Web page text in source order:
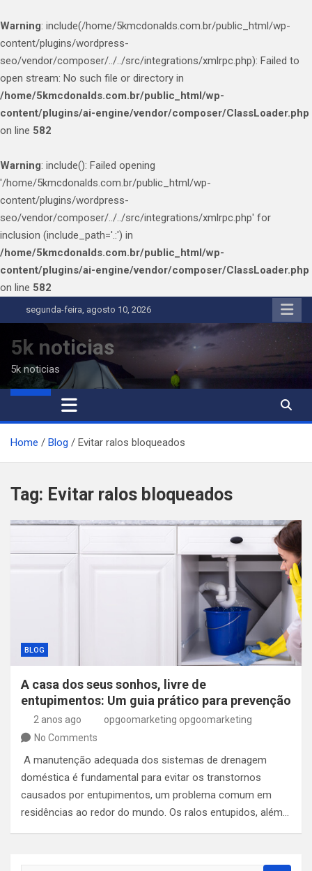
Warning: include(/home/5kmcdonalds.com.br/public_html/wp-
content/plugins/wordpress-
seo/vendor/composer/../../src/integrations/xmlrpc.php): Failed to
open stream: No such file or directory in
/home/5kmcdonalds.com.br/public_html/wp-
content/plugins/ai-engine/vendor/composer/ClassLoader.php
on line 582
Warning: include(): Failed opening
'/home/5kmcdonalds.com.br/public_html/wp-
content/plugins/wordpress-
seo/vendor/composer/../../src/integrations/xmlrpc.php' for
inclusion (include_path='.:') in
/home/5kmcdonalds.com.br/public_html/wp-
content/plugins/ai-engine/vendor/composer/ClassLoader.php
on line 582
to
content
segunda-feira, agosto 10, 2026
5k noticias
5k noticias
Home Blog Evitar ralos bloqueados
Tag: Evitar ralos bloqueados
BLOG
A casa dos seus sonhos, livre de
entupimentos: Um guia prático para prevenção
2 anos ago
opgoomarketing opgoomarketing
No Comments
A manutenção adequada dos sistemas de drenagem
doméstica é fundamental para evitar os transtornos
causados por entupimentos, um problema comum em
residências ao redor do mundo. Os ralos entupidos, além…